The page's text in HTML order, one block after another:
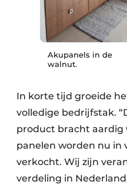
Akupanels in de
walnut.
In korte tijd groeide
volledige bedrijfstak.
product bracht aardig
panelen worden nu in
verkocht. Wij zijn
verdeling in